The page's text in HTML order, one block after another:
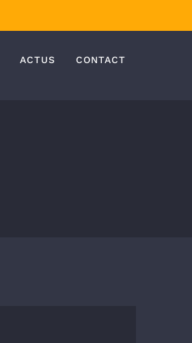
ACTUS CONTACT